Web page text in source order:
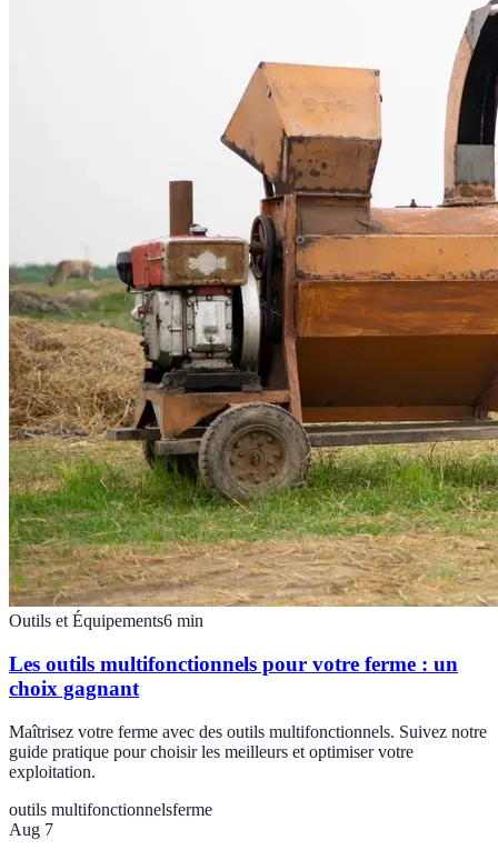
Outils et Équipements6 min
Les outils multifonctionnels pour votre ferme : un
choix gagnant
Maîtrisez votre ferme avec des outils multifonctionnels. Suivez notre
guide pratique pour choisir les meilleurs et optimiser votre
exploitation.
outils multifonctionnelsferme
Aug 7